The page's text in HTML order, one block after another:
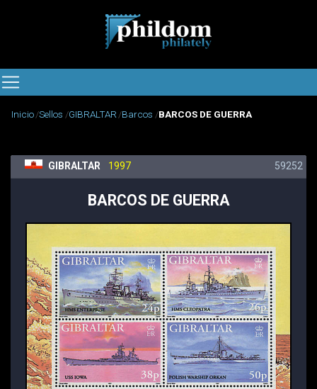
Inicio Sellos GIBRALTAR Barcos BARCOS DE GUERRA
GIBRALTAR 1997 59252
BARCOS DE GUERRA